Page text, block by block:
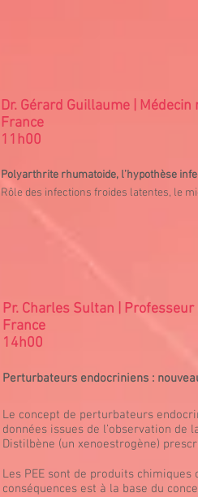
Dr. Gérard Guillaume |
France
11h00
Polyarthrite rhumatoide, l’hypothèse
Rôle des infections froides latentes, le
Pr. Charles Sultan |
France
14h00
Perturbateurs endocriniens :
Le concept de perturbateurs
données issues de l’observation de
Distilbène (un xenoestrogène)
Les PEE sont de produits chimiques
conséquences est à la base du